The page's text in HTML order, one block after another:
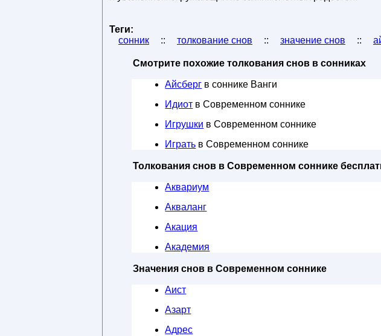
Теги:
сонник
:: толкование снов :: значение снов ::
Смотрите похожие толкования снов в сонниках
Айсберг в соннике Ванги
Идиот в Современном соннике
Игрушки в Современном соннике
Играть в Современном соннике
Толкования снов в Современном соннике
Аквариум
Акваланг
Акация
Академия
Значения снов в Современном соннике
Аист
Азарт
Адрес